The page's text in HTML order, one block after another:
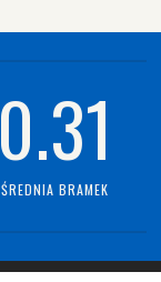
0.31
ŚREDNIA BRAMEK